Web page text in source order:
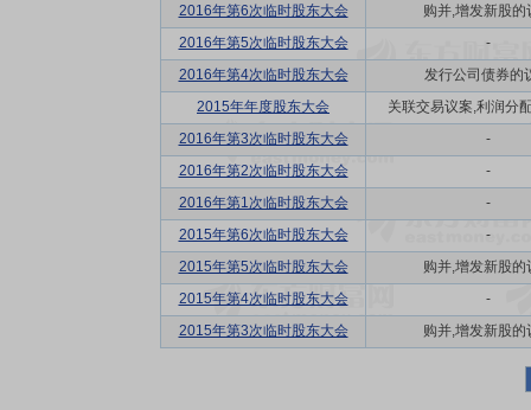
2016年第6次临时股东大会
购并,增发新股的
2016年第5次临时股东大会
-
2016年第4次临时股东大会
发行公司债券的
2015年年度股东大会
关联交易议案,利润分
2016年第3次临时股东大会
-
2016年第2次临时股东大会
-
2016年第1次临时股东大会
-
2015年第6次临时股东大会
-
2015年第5次临时股东大会
购并,增发新股的
2015年第4次临时股东大会
-
2015年第3次临时股东大会
购并,增发新股的